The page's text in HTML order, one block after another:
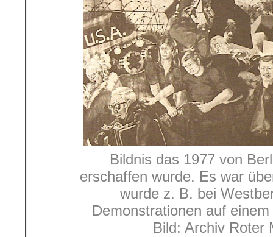
Bildnis das 1977 von
erschaffen wurde. Es war
wurde z. B. bei
Demonstrationen auf
Bild: Archiv Roter